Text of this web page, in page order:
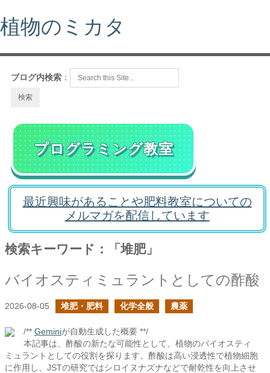
植物のミカタ
ブログ内検索 ：
プログラミング教室
最近興味があることや肥料教室についての
メルマガを配信しています
検索キーワード：「堆肥」
バイオスティミュラントとしての酢酸
2026-08-05 堆肥・肥料 化学全般 農薬
/** Geminiが自動生成した概要 **/
本記事は、酢酸の新たな可能性として、植物のバイオスティ
ミュラントとしての役割を探ります。酢酸は高い浸透性で植物細胞
に作用し、JSTの研究ではシロイヌナズナなどで耐乾性を向上させ